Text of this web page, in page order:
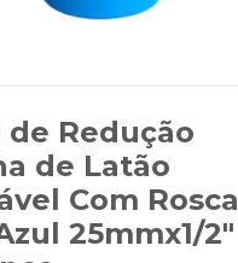
de Redução
de Latão
Com Rosca
25mmx1/2"